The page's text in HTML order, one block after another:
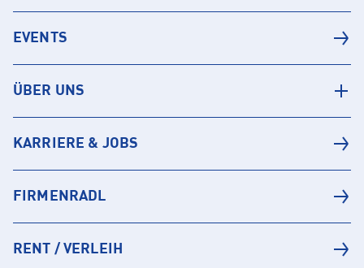
EVENTS
ÜBER UNS
KARRIERE & JOBS
FIRMENRADL
RENT / VERLEIH